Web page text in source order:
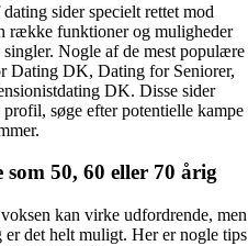
sider specielt rettet mod
række funktioner og muligheder
Nogle af de mest populære
Dating DK, Dating for Seniorer,
DK. Disse sider
søge efter potentielle kampe
50, 60 eller 70 årig
kan virke udfordrende, men
det helt muligt. Her er nogle tips